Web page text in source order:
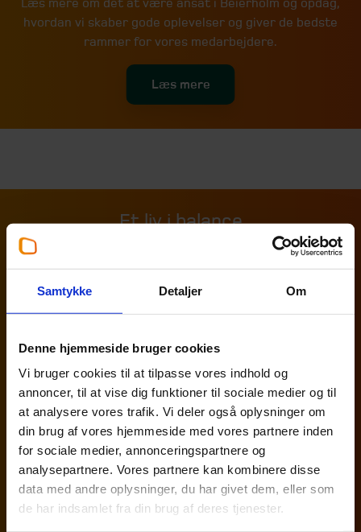
Samtykke Detaljer Om
Denne hjemmeside bruger cookies
Vi bruger cookies til at tilpasse vores indhold og
annoncer, til at vise dig funktioner til sociale medier og til
at analysere vores trafik. Vi deler også oplysninger om
din brug af vores hjemmeside med vores partnere inden
for sociale medier, annonceringspartnere og
analysepartnere. Vores partnere kan kombinere disse
data med andre oplysninger, du har givet dem, eller som
de har indsamlet fra din brug af deres tjenester.
Læs mere om det at være ansat i Beierholm og opdag,
hvordan vi skaber gode oplevelser og giver de bedste
rammer for vores medarbejdere.
Læs mere
Et liv i balance
Hos Beierholm har vi en vision om at være bedst til
mennesker. Derfor har vi lanceret konceptet “Et liv i
balance”, med fem konkrete rammer for at skabe et